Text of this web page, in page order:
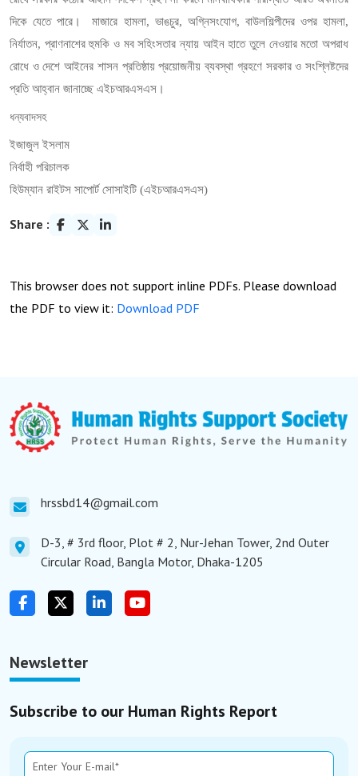
দিকে যেতে পারে।
মাজারে হামলা, ভাঙচুর, অগ্নিসংযোগ, বাউলশিল্পীদের ওপর হামলা,
নির্যাতন, প্রাণনাশের হুমকি ও মব সহিংসতার ন্যায় আইন হাতে তুলে নেওয়ার মতো অপরাধ
রোধে ও দেশে আইনের শাসন প্রতিষ্ঠায় প্রয়োজনীয় ব্যবস্থা গ্রহণে সরকার ও সংশ্লিষ্টদের
প্রতি আহ্বান জানাচ্ছে এইচআরএসএস।
ধন্যবাদসহ
ইজাজুল ইসলাম
নির্বাহী পরিচালক
হিউম্যান রাইটস সাপোর্ট সোসাইটি (এইচআরএসএস)
Share :
This browser does not support inline PDFs. Please download
the PDF to view it: Download PDF
hrssbd14@gmail.com
D-3, # 3rd floor, Plot # 2, Nur-Jehan Tower, 2nd Outer
Circular Road, Bangla Motor, Dhaka-1205
Newsletter
Subscribe to our Human Rights Report